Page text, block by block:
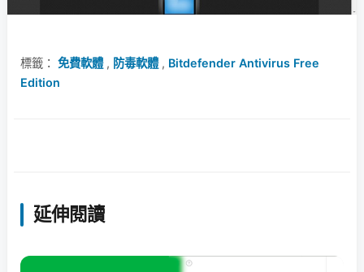
標籤： 免費軟體, 防毒軟體, Bitdefender Antivirus Free
Edition
延伸閱讀